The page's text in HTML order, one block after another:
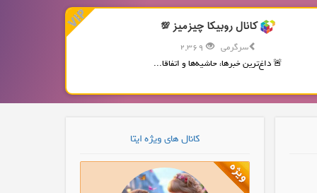
کانال روبیکا چیزمیز 💯
سرگرمی
🚨 داغ‌ترین خبرها، حاشیه‌ها و اتفاقا...
کانال های ویژه ایتا